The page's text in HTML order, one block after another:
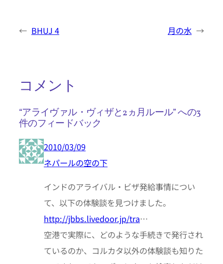
← BHUJ 4 月の水 →
コメント
“アライヴァル・ヴィザと2ヵ月ルール” への3
件のフィードバック
2010/03/09
ネパールの空の下
インドのアライバル・ビザ発給事情につい
て、以下の体験談を見つけました。
http://jbbs.livedoor.jp/tra…
空港で実際に、どのような手続きで発行され
ているのか、コルカタ以外の体験談も知りた